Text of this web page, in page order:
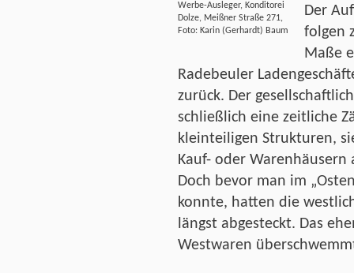
Werbe-Ausleger, Konditorei
Dolze, Meißner Straße 271,
Foto: Karin (Gerhardt) Baum
Der
folgen
Maße
Radebeuler
zurück. Der
schließlich eine zeitliche
kleinteiligen Strukturen,
Kauf- oder
Doch bevor man im
konnte, hatten die
längst abgesteckt. Das
Westwaren